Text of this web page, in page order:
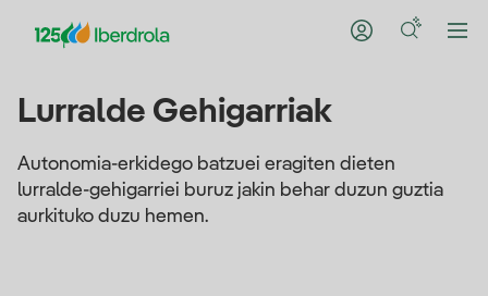
Lurralde Gehigarriak
Autonomia-erkidego batzuei eragiten dieten
lurralde-gehigarriei buruz jakin behar duzun guztia
aurkituko duzu hemen.